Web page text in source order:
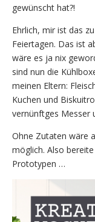
gewünscht hat?!
Ehrlich, mir ist das
Feiertagen. Das ist
wäre es ja nix
sind nun die
meinen Eltern:
Kuchen und
vernünftges Messer
Ohne Zutaten wäre
möglich. Also
Prototypen …